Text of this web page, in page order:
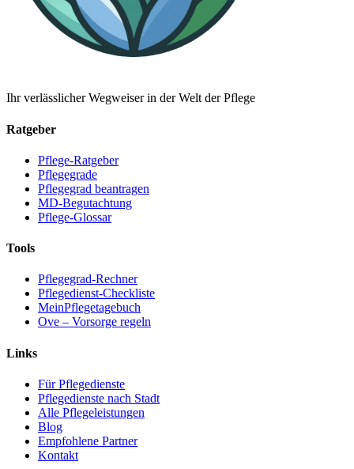
Ihr verlässlicher Wegweiser in der Welt der Pflege
Ratgeber
Pflege-Ratgeber
Pflegegrade
Pflegegrad beantragen
MD-Begutachtung
Pflege-Glossar
Tools
Pflegegrad-Rechner
Pflegedienst-Checkliste
MeinPflegetagebuch
Ove – Vorsorge regeln
Links
Für Pflegedienste
Pflegedienste nach Stadt
Alle Pflegeleistungen
Blog
Empfohlene Partner
Kontakt